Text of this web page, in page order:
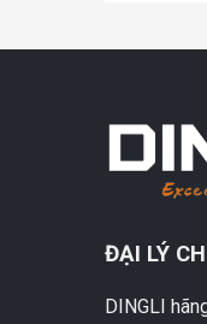
ĐẠI LÝ
DINGLI